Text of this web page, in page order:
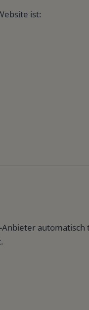
ist:
automatisch